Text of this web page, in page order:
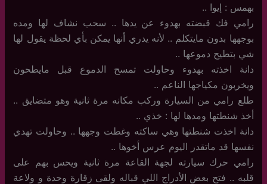
بهمس : إيوا ..
رامي فك قبضته بهدوء عن يدها .. سحب نشاف لها ومده
بوجهها بدون مايتكلم .. لأنه يدري أنها يمكن بأي لحظة يقول لها
شي بتطيح دموعها ..
دانة اخذته بهدوء وحاولت تمسح الدموع قبل مايطحون
ويخربون مكياجها الناعم ..
طلع رامي من السيارة وركب مكانه مرة ثانية وهو متضايق ..
أخذ شنطتها ومدها لها : خذي ..
دانة اخذت شنطتها وهي ساكته وغطت وجهها .. وحاولت تهدي
نفسها قد ماتقدر اليوم عرس أخوها ..
رامي حرك سيارته لجهة القاعة مرة ثانية ويحس بهم على
قلبه .. فتح بعض الأدراج اللي قباله ولقى زقارة وحدة و ولاعة